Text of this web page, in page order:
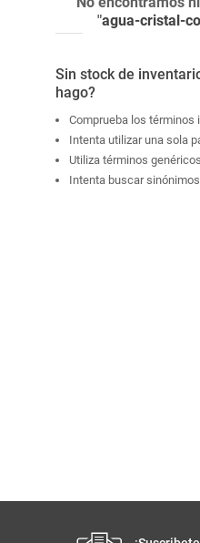
"agua-cristal-
Sin stock de
hago?
Comprueba los términos
Intenta utilizar una sola
Utiliza términos
Intenta buscar